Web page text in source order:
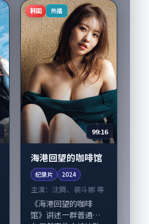
担纲主线；取景与声
音设计凸显日本城市
质感...
韩国 热播
99:16
海港回望的咖啡馆
纪录片 2024
主演： 沈腾、裴斗娜 等
《海港回望的咖啡
馆》讲述一群普通人